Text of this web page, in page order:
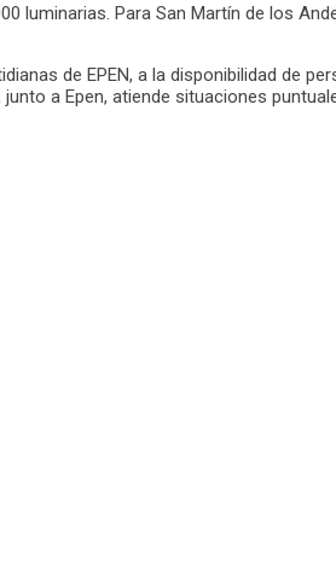
luminarias. Para San Martín de los
de EPEN, a la disponibilidad de
a Epen, atiende situaciones